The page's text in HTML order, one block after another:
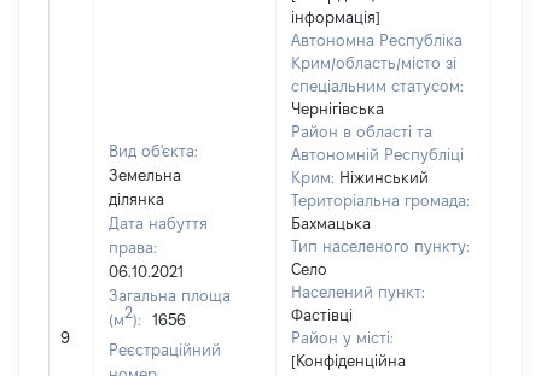
9
Вид об'єкта:
Земельна
ділянка
Дата набуття
права:
06.10.2021
Загальна площа
(м2):
1656
Реєстраційний
інформація]
Автономна Республіка
Крим/область/місто зі
спеціальним статусом:
Чернігівська
Район в області та
Автономній Республіці
Крим: Ніжинський
Територіальна громада:
Бахмацька
Тип населеного пункту:
Село
Населений пункт:
Фастівці
Район у місті:
[Конфіденційна